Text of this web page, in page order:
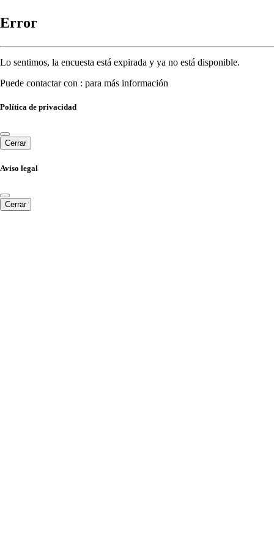
Error
Lo sentimos, la encuesta está expirada y ya no está disponible.
Puede contactar con : para más información
Política de privacidad
Cerrar
Aviso legal
Cerrar